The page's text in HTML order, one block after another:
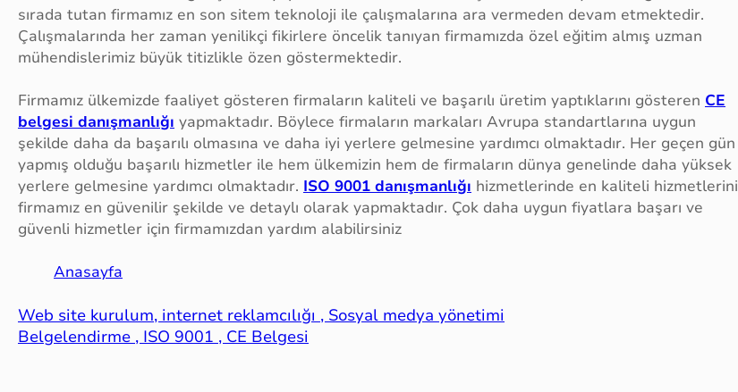
sırada tutan firmamız en son sitem teknoloji ile çalışmalarına ara vermeden devam etmektedir.
Çalışmalarında her zaman yenilikçi fikirlere öncelik tanıyan firmamızda özel eğitim almış uzman
mühendislerimiz büyük titizlikle özen göstermektedir.
Firmamız ülkemizde faaliyet gösteren firmaların kaliteli ve başarılı üretim yaptıklarını gösteren CE
belgesi danışmanlığı yapmaktadır. Böylece firmaların markaları Avrupa standartlarına uygun
şekilde daha da başarılı olmasına ve daha iyi yerlere gelmesine yardımcı olmaktadır. Her geçen gün
yapmış olduğu başarılı hizmetler ile hem ülkemizin hem de firmaların dünya genelinde daha yüksek
yerlere gelmesine yardımcı olmaktadır. ISO 9001 danışmanlığı hizmetlerinde en kaliteli hizmetlerini
firmamız en güvenilir şekilde ve detaylı olarak yapmaktadır. Çok daha uygun fiyatlara başarı ve
güvenli hizmetler için firmamızdan yardım alabilirsiniz
Anasayfa
Web site kurulum, internet reklamcılığı , Sosyal medya yönetimi
Belgelendirme , ISO 9001 , CE Belgesi